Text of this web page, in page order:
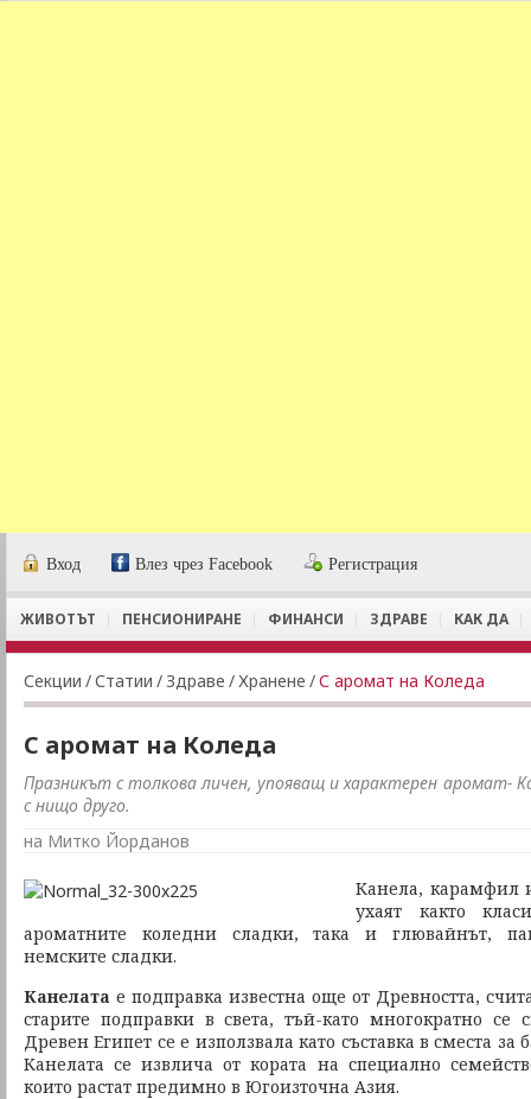
Вход Влез чрез Facebook Регистрация
ЖИВОТЪТ ПЕНСИОНИРАНЕ ФИНАНСИ ЗДРАВЕ КАК ДА
Секции /Статии / Здраве /Хранене /С аромат на Коледа
С аромат на Коледа
Празникът с толкова личен, упояващ и характерен аромат-
с нищо друго.
на Митко Йорданов
Канела,
ухаят както
ароматните коледни сладки, така и глювайнът,
немските сладки.
Канелата е подправка известна още от Древността,
старите подправки в света, тъй-като многократно се
Древен Египет се е използвала като съставка в сместа
Канелата се извлича от кората на специално
които растат предимно в Югоизточна Азия.